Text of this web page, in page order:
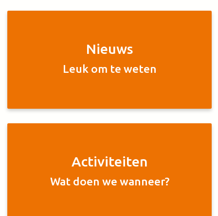
Nieuws
Leuk om te weten
Activiteiten
Wat doen we wanneer?